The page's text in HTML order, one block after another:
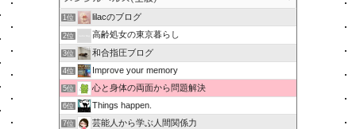
1位 lilacのブログ
2位 高齢処女の東京暮らし
3位 和合指圧ブログ
4位 Improve your memory
5位 心と身体の両面から問題解決
6位 Things happen.
7位 芸能人から学ぶ人間関係力